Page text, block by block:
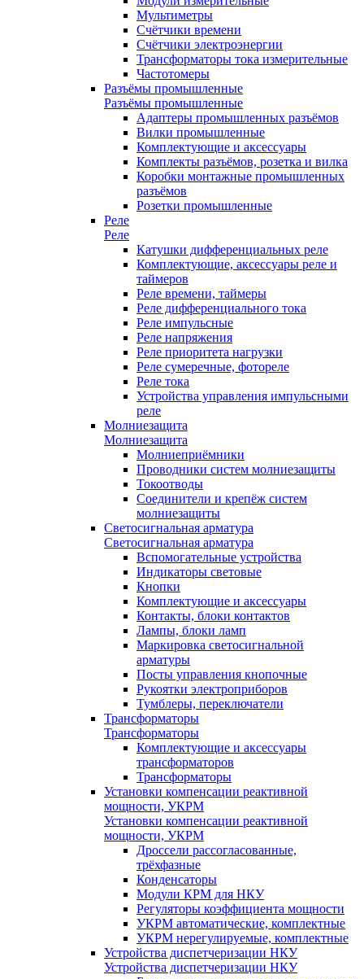
Мультиметры
Счётчики времени
Счётчики электроэнергии
Трансформаторы тока измерительные
Частотомеры
Разъёмы промышленные
Разъёмы промышленные
Адаптеры промышленных разъёмов
Вилки промышленные
Комплектующие и аксессуары
Комплекты разъёмов, розетка и вилка
Коробки монтажные промышленных
разъёмов
Розетки промышленные
Реле
Реле
Катушки дифференциальных реле
Комплектующие, аксессуары реле и
таймеров
Реле времени, таймеры
Реле дифференциального тока
Реле импульсные
Реле напряжения
Реле приоритета нагрузки
Реле сумеречные, фотореле
Реле тока
Устройства управления импульсными
реле
Молниезащита
Молниезащита
Молниеприёмники
Проводники систем молниезащиты
Токоотводы
Соединители и крепёж систем
молниезащиты
Светосигнальная арматура
Светосигнальная арматура
Вспомогательные устройства
Индикаторы световые
Кнопки
Комплектующие и аксессуары
Контакты, блоки контактов
Лампы, блоки ламп
Маркировка светосигнальной
арматуры
Посты управления кнопочные
Рукоятки электроприборов
Тумблеры, переключатели
Трансформаторы
Трансформаторы
Комплектующие и аксессуары
трансформаторов
Трансформаторы
Установки компенсации реактивной
мощности, УКРМ
Установки компенсации реактивной
мощности, УКРМ
Дроссели рассогласованные,
трёхфазные
Конденсаторы
Модули КРМ для НКУ
Регуляторы коэффициента мощности
УКРМ автоматические, комплектные
УКРМ нерегулируемые, комплектные
Устройства диспетчеризации НКУ
Устройства диспетчеризации НКУ